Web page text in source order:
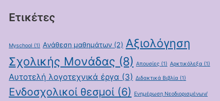
Ετικέτες
Myschool (1) Ανάθεση μαθημάτων(2) Αξιολόγηση
Σχολικής Μονάδας (8) Απουσίες (1) Αρκτικόλεξα(1)
Αυτοτελή λογοτεχνικά έργα (3) Διδακτικά Βιβλία(1)
Ενδοσχολικοί θεσμοί(6) Ενημέρωση Νεοδιορισμένων/